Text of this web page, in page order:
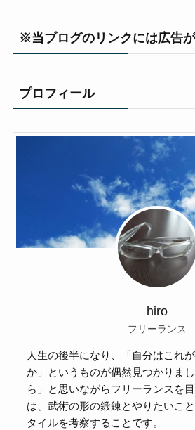
※当ブログのリンクには広告
プロフィール
hiro
フリーランス
人生の後半になり、「自分はこれ
か」というものが偶然見つかりま
ら」と思いながらフリーランスを
は、武術の形の鍛錬とやりたいこ
タイルを考察することです。